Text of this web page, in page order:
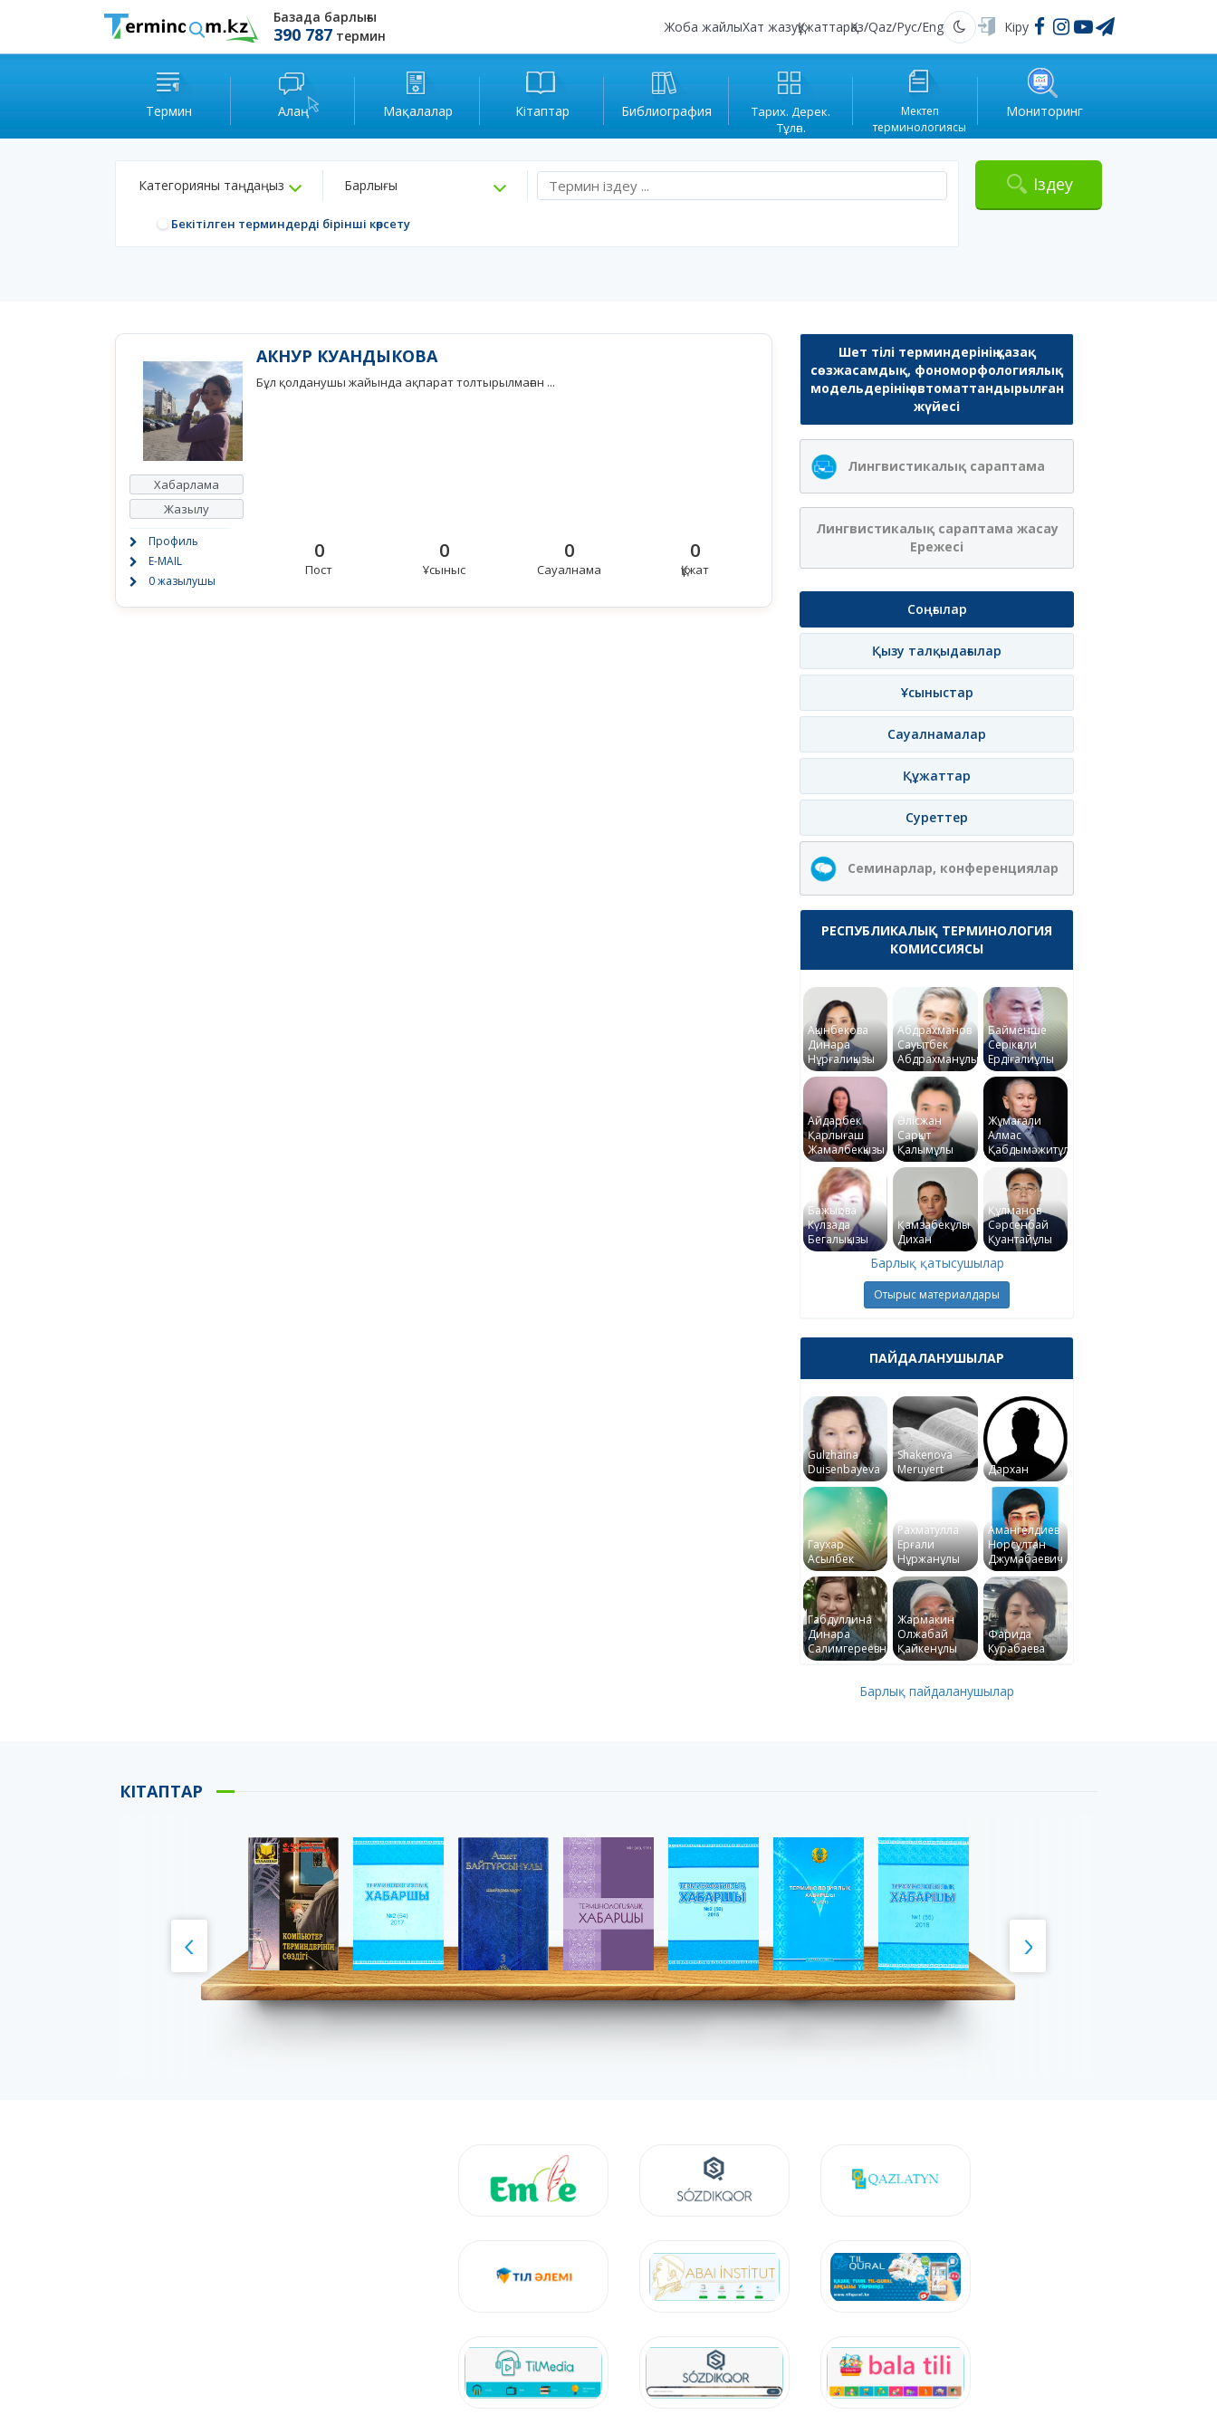
Базада барлығы
390 787 термин
Жоба жайлыХат жазуҚұжаттарҚаз/Qaz/Рус/Eng Қараңғы Кіру
Термин Алаң Мақалалар Кітаптар Библиография
Тарих. Дерек.
Тұлға.
Мектеп
терминологиясы
Мониторинг
Категорияны таңдаңыз Барлығы
Бекітілген терминдерді бірінші көрсету
Іздеу
Хабарлама
Жазылу
Профиль
E-MAIL
0 жазылушы
АКНУР КУАНДЫКОВА
Бұл қолданушы жайында ақпарат толтырылмаған ...
0
Пост
0
Ұсыныс
0
Сауалнама
0
Құжат
Шет тілі терминдерінің қазақ
сөзжасамдық, фономорфологиялық
модельдерінің автоматтандырылған
жүйесі
Лингвистикалық сараптама
Лингвистикалық сараптама жасау
Ережесі
Соңғылар
Қызу талқыдағылар
Ұсыныстар
Сауалнамалар
Құжаттар
Суреттер
Семинарлар, конференциялар
РЕСПУБЛИКАЛЫҚ ТЕРМИНОЛОГИЯ
КОМИССИЯСЫ
Ақынбекова
Динара
Нұрғалиқызы
Абдрахманов
Сауытбек
Абдрахманұлы
Байменше
Серікқали
Ердіғалиұлы
Айдарбек
Қарлығаш
Жамалбекқызы
Әлісжан
Сарқыт
Қалымұлы
Жұмағали
Алмас
Қабдымәжитұлы
Бажықова
Күлзада
Бегалықызы
Қамзабекұлы
Дихан
Құлманов
Сәрсенбай
Қуантайұлы
Барлық қатысушылар
Отырыс материалдары
ПАЙДАЛАНУШЫЛАР
Gulzhaina
Duisenbayeva
Shakenova
Meruyert
Дархан
Гаухар
Асылбек
Рахматулла
Ерғали
Нұржанұлы
Амангелдиев
Норсултан
Джумабаевич
Габдуллина
Динара
Салимгереевна
Жармакин
Олжабай
Қайкенұлы
Фарида
Курабаева
Барлық пайдаланушылар
КІТАПТАР